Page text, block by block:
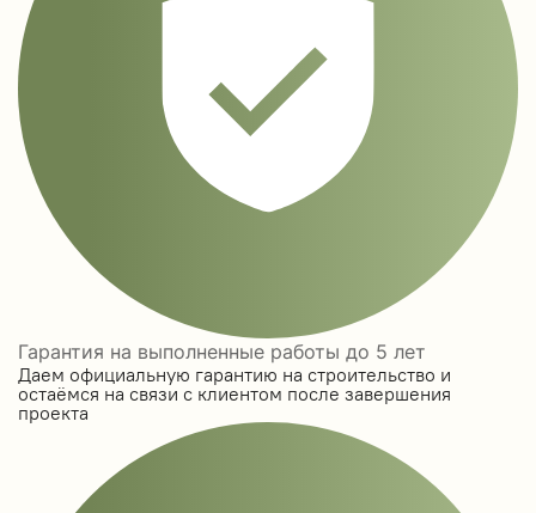
Гарантия на выполненные работы до 5 лет
Даем официальную гарантию на строительство и
остаёмся на связи с клиентом после завершения
проекта